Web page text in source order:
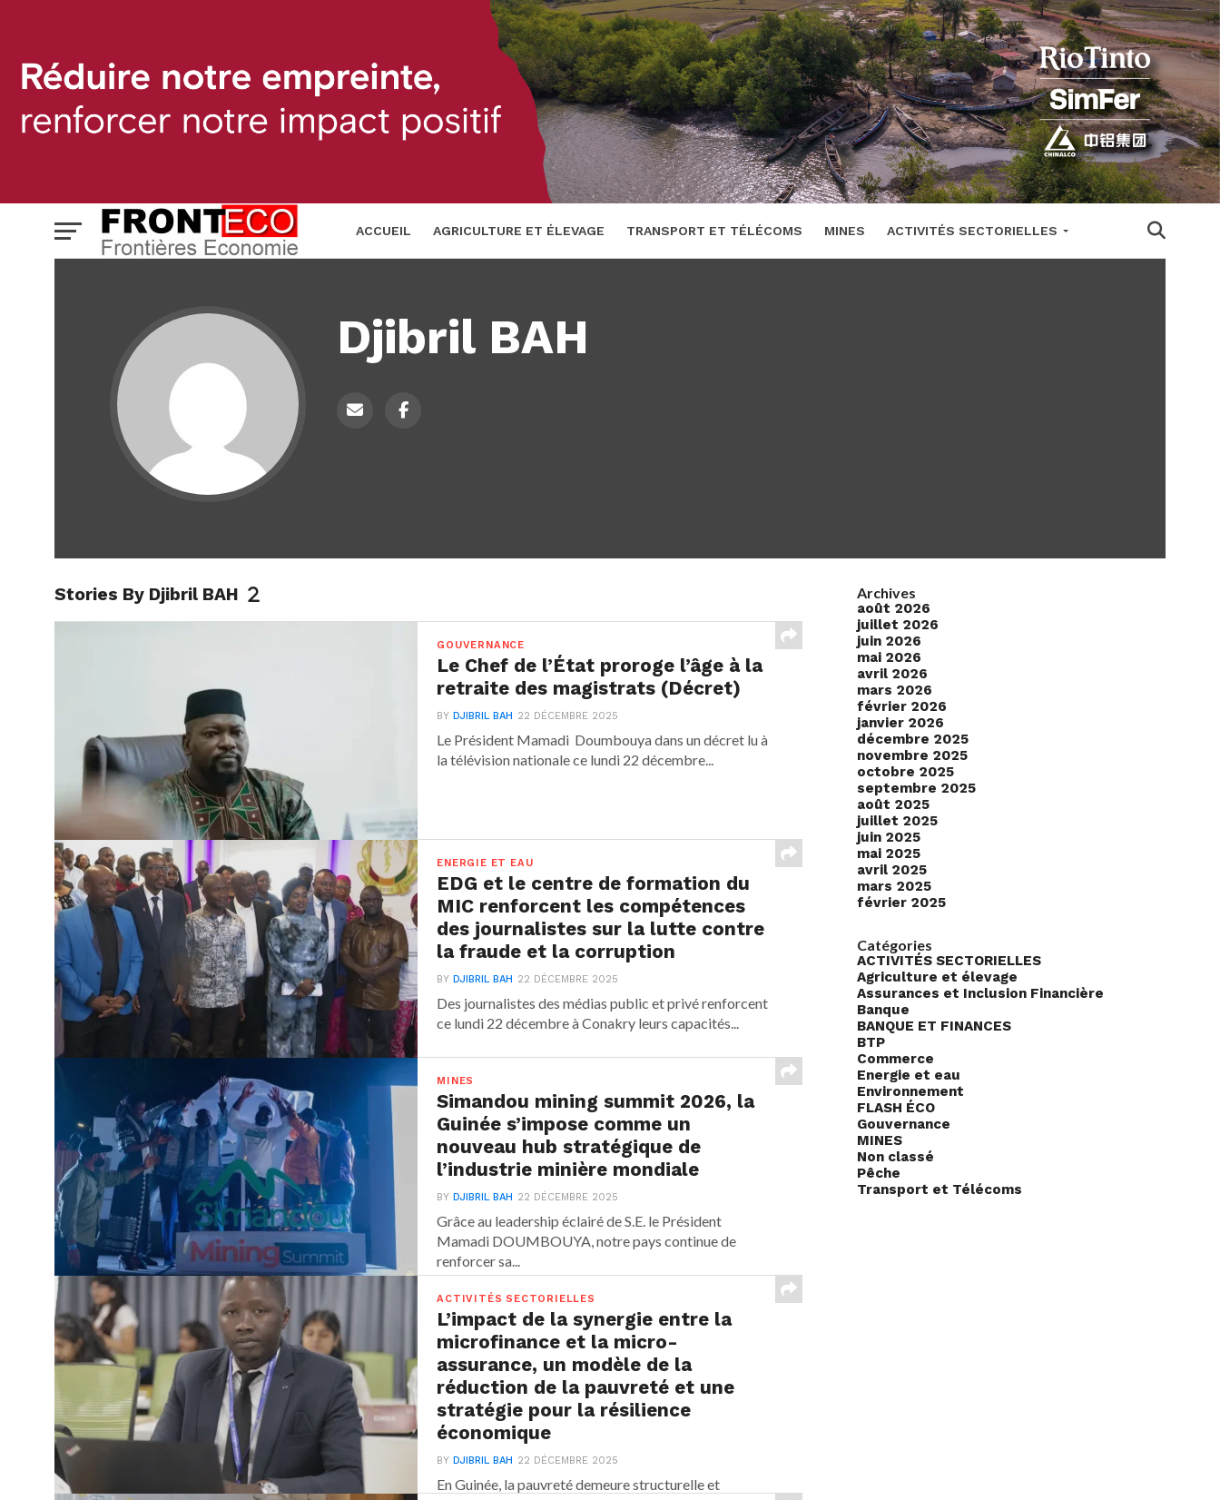
ACCUEIL AGRICULTURE ET ÉLEVAGE TRANSPORT ET TÉLÉCOMS MINES ACTIVITÉS SECTORIELLES
Djibril BAH
Stories By Djibril BAH
GOUVERNANCE
Le Chef de l’État proroge l’âge à la
retraite des magistrats (Décret)
BY DJIBRIL BAH 22 DÉCEMBRE 2025
Le Président Mamadi Doumbouya dans un décret lu à
la télévision nationale ce lundi 22 décembre...
ENERGIE ET EAU
EDG et le centre de formation du
MIC renforcent les compétences
des journalistes sur la lutte contre
la fraude et la corruption
BY DJIBRIL BAH 22 DÉCEMBRE 2025
Des journalistes des médias public et privé renforcent
ce lundi 22 décembre à Conakry leurs capacités...
MINES
Simandou mining summit 2026, la
Guinée s’impose comme un
nouveau hub stratégique de
l’industrie minière mondiale
BY DJIBRIL BAH 22 DÉCEMBRE 2025
Grâce au leadership éclairé de S.E. le Président
Mamadi DOUMBOUYA, notre pays continue de
renforcer sa...
ACTIVITÉS SECTORIELLES
L’impact de la synergie entre la
microfinance et la micro-
assurance, un modèle de la
réduction de la pauvreté et une
stratégie pour la résilience
économique
BY DJIBRIL BAH 22 DÉCEMBRE 2025
En Guinée, la pauvreté demeure structurelle et
Archives
août 2026
juillet 2026
juin 2026
mai 2026
avril 2026
mars 2026
février 2026
janvier 2026
décembre 2025
novembre 2025
octobre 2025
septembre 2025
août 2025
juillet 2025
juin 2025
mai 2025
avril 2025
mars 2025
février 2025
Catégories
ACTIVITÉS SECTORIELLES
Agriculture et élevage
Assurances et Inclusion Financière
Banque
BANQUE ET FINANCES
BTP
Commerce
Energie et eau
Environnement
FLASH ÉCO
Gouvernance
MINES
Non classé
Pêche
Transport et Télécoms